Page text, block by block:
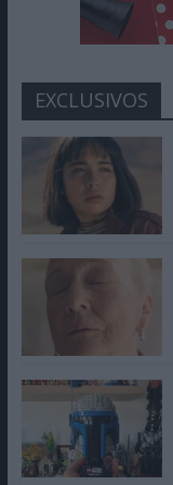
EXCLUSIVOS